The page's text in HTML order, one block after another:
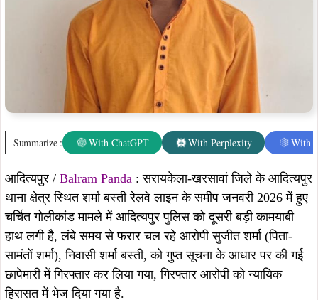
Summarize : With ChatGPT With Perplexity With
आदित्यपुर / Balram Panda : सरायकेला-खरसावां जिले के आदित्यपुर
थाना क्षेत्र स्थित शर्मा बस्ती रेलवे लाइन के समीप जनवरी 2026 में हुए
चर्चित गोलीकांड मामले में आदित्यपुर पुलिस को दूसरी बड़ी कामयाबी
हाथ लगी है, लंबे समय से फरार चल रहे आरोपी सुजीत शर्मा (पिता-
सामंतों शर्मा), निवासी शर्मा बस्ती, को गुप्त सूचना के आधार पर की गई
छापेमारी में गिरफ्तार कर लिया गया, गिरफ्तार आरोपी को न्यायिक
हिरासत में भेज दिया गया है.